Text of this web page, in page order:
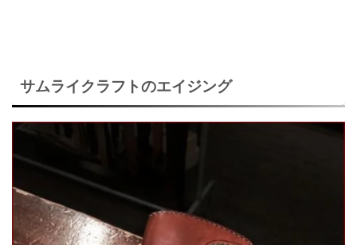
サムライクラフトのエイジング